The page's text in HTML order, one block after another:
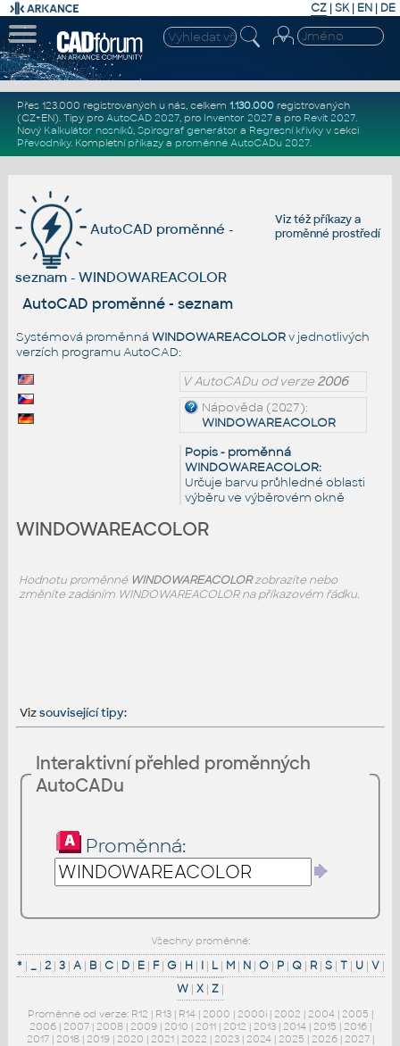
CZ | SK| EN | DE
Přes 123.000 registrovaných u nás, celkem 1.130.000registrovaných
(CZ+EN). Tipy pro AutoCAD 2027, pro Inventor 2027a pro Revit 2027.
Nový Kalkulátor nosníků, Spirograf generátor a Regresní křivkyv sekci
Převodníky. Kompletní příkazya proměnné AutoCADu 2027.
Viz téžpříkazya
proměnné prostředí
AutoCAD proměnné -
seznam - WINDOWAREACOLOR
AutoCAD proměnné - seznam
Systémová proměnná WINDOWAREACOLORv jednotlivých
verzích programu AutoCAD:
V AutoCADu od verze2006
Nápověda (2027):
WINDOWAREACOLOR
Popis - proměnná
WINDOWAREACOLOR:
Určuje barvu průhledné oblasti
výběru ve výběrovém okně
WINDOWAREACOLOR
Hodnotu proměnné WINDOWAREACOLORzobrazíte nebo
změníte zadáním WINDOWAREACOLOR na příkazovém řádku.
Vizsouvisející tipy:
Interaktivní přehled proměnných
AutoCADu
Proměnná:
Všechny proměnné:
*| _| 2| 3| A| B| C| D| E| F| G| H | I| L| M| N| O| P| Q| R| S| T| U| V|
W | X | Z |
Proměnné od verze: R12 | R13 | R14 | 2000 | 2000i | 2002 | 2004 | 2005 |
2006 | 2007 | 2008 | 2009 | 2010 | 2011 | 2012 | 2013 | 2014 | 2015 | 2016 |
2017 | 2018 | 2019 | 2020 | 2021 | 2022 | 2023 | 2024 | 2025 | 2026 | 2027 |